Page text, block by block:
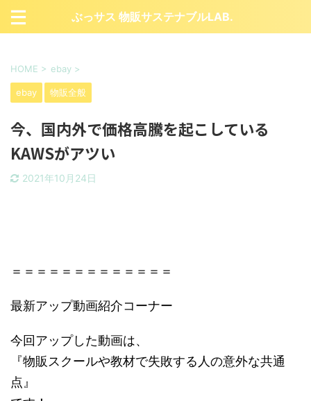
ぶっサス 物販サステナブルLAB.
HOME > ebay >
ebay 物販全般
今、国内外で価格高騰を起こしている
KAWSがアツい
2021年10月24日
＝＝＝＝＝＝＝＝＝＝＝＝＝
最新アップ動画紹介コーナー
今回アップした動画は、
『物販スクールや教材で失敗する人の意外な共通
点』